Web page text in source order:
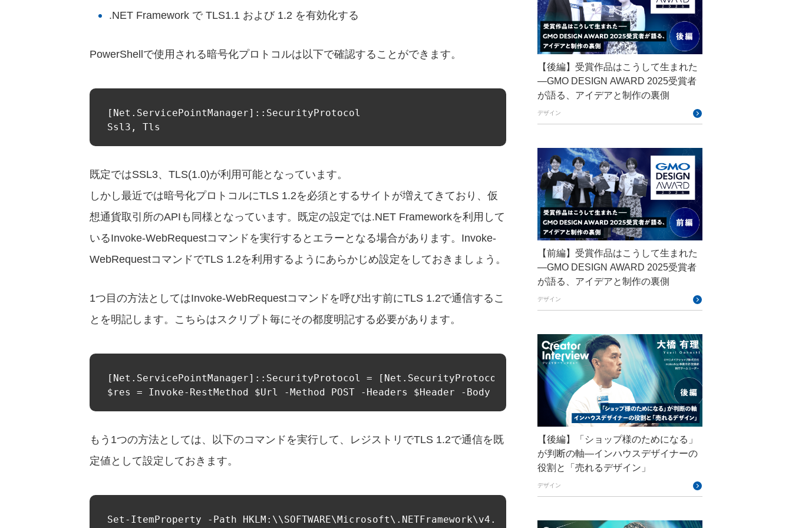
.NET Framework で TLS1.1 および 1.2 を有効化する
PowerShellで使用される暗号化プロトコルは以下で確認することができます。
[Net.ServicePointManager]::SecurityProtocol
Ssl3, Tls
既定ではSSL3、TLS(1.0)が利用可能となっています。
しかし最近では暗号化プロトコルにTLS 1.2を必須とするサイトが増えてきており、仮
想通貨取引所のAPIも同様となっています。既定の設定では.NET Frameworkを利用して
いるInvoke-WebRequestコマンドを実行するとエラーとなる場合があります。Invoke-
WebRequestコマンドでTLS 1.2を利用するようにあらかじめ設定をしておきましょう。
1つ目の方法としてはInvoke-WebRequestコマンドを呼び出す前にTLS 1.2で通信するこ
とを明記します。こちらはスクリプト毎にその都度明記する必要があります。
[Net.ServicePointManager]::SecurityProtocol = [Net.SecurityProtocolType]::Tls12
$res = Invoke-RestMethod $Url -Method POST -Headers $Header -Body $Body -ContentType "application/json"
もう1つの方法としては、以下のコマンドを実行して、レジストリでTLS 1.2で通信を既
定値として設定しておきます。
Set-ItemProperty -Path HKLM:\\SOFTWARE\Microsoft\.NETFramework\v4.0.30319 -Name SchUseStrongCrypto -Value 1"
CODE BLUE ConoHa
ConoHa VPS CSS CTF
Designship developer
DevRel DevSecOpsThon
EXPERT CROSS
GMO AI＆ロボティクス商事
GMO AIR GMO DESIGN AWARD
GMO Developers Day
GMO Developers Night
GMO Flatt Security
GMO GPUクラウド
GMO Hacking Night
GMOアドパートナーズ
GMOアドマーケティング
GMOインターネット
GMOインターネットグループ
GMOインターネットグループ陸上部
GMOグローバルサイン
GMOコネクト
GMOサイバーセキュリティ byイエラエ
【後編】受賞作品はこうして生まれた
—GMO DESIGN AWARD 2025受賞者
が語る、アイデアと制作の裏側
デザイン
【前編】受賞作品はこうして生まれた
—GMO DESIGN AWARD 2025受賞者
が語る、アイデアと制作の裏側
デザイン
【後編】「ショップ様のためになる」
が判断の軸―インハウスデザイナーの
役割と「売れるデザイン」
デザイン